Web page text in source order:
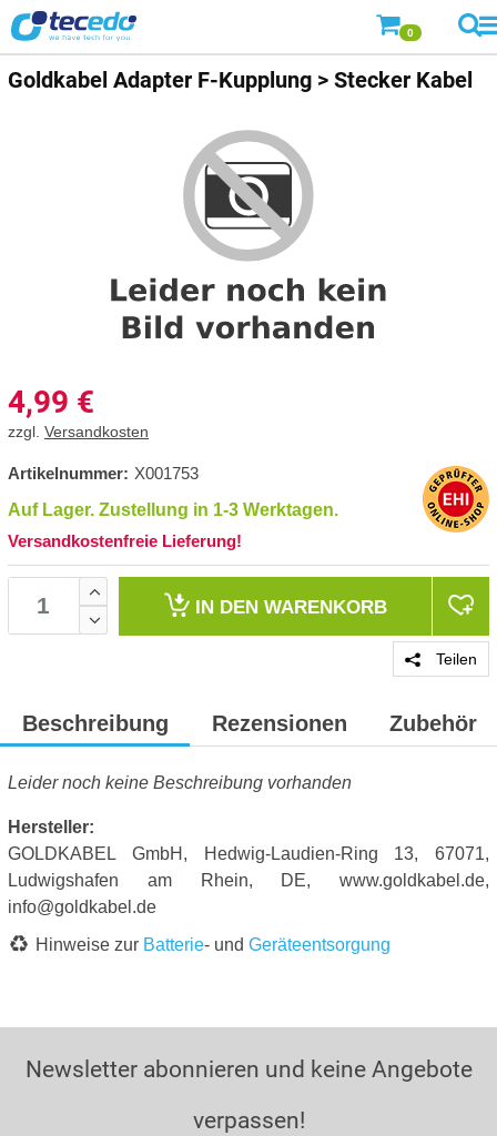
0
Goldkabel Adapter F-Kupplung > Stecker Kabel
4,99 €
zzgl. Versandkosten
Artikelnummer: X001753
Auf Lager. Zustellung in 1-3 Werktagen.
Versandkostenfreie Lieferung!
IN DEN WARENKORB
Teilen
Beschreibung Rezensionen Zubehör
Leider noch keine Beschreibung vorhanden
Hersteller:
GOLDKABEL GmbH, Hedwig-Laudien-Ring 13, 67071,
Ludwigshafen am Rhein, DE, www.goldkabel.de,
info@goldkabel.de
Hinweise zur Batterie- und Geräteentsorgung
Newsletter abonnieren und keine Angebote
verpassen!